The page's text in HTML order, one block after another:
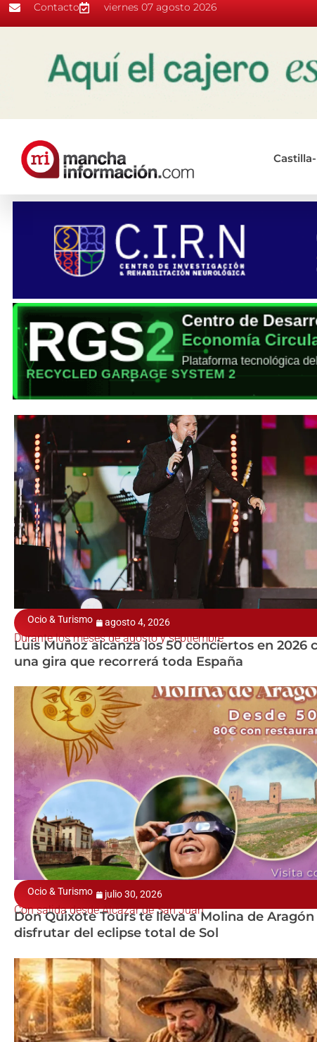
Contacto viernes 07 agosto 2026
Ocio & Turismo agosto 4, 2026
Durante los meses de agosto y septiembre
Luis Muñoz alcanza los 50 conciertos en 2026
una gira que recorrerá toda España
Ocio & Turismo julio 30, 2026
Con salida desde Alcázar de San Juan
Don Quixote Tours te lleva a Molina de Aragón
disfrutar del eclipse total de Sol